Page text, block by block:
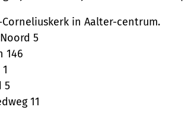
in Aalter-centrum.
5
146
5
11